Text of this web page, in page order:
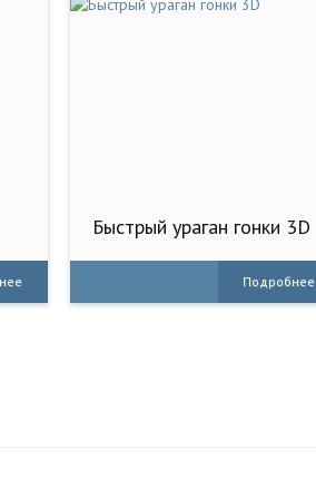
Быстрый ураган гонки 3D
Подробнее